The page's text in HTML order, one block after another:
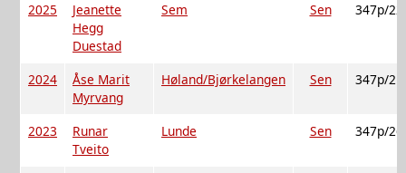
2025
Jeanette
Hegg
Duestad
Sem Sen 347p/
2024
Åse Marit
Myrvang
Høland/Bjørkelangen Sen 347p/
2023
Runar
Tveito
Lunde Sen 347p/